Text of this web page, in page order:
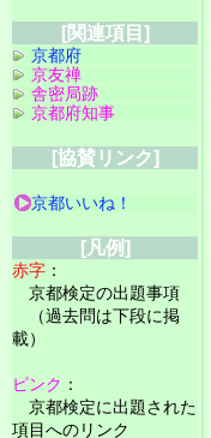
[関連項目]
京都府
京友禅
舎密局跡
京都府知事
[協賛リンク]
京都いいね！
[凡例]
赤字 ：
京都検定の出題事項
（過去問は下段に掲
載）
ピンク ：
京都検定に出題された
項目へのリンク